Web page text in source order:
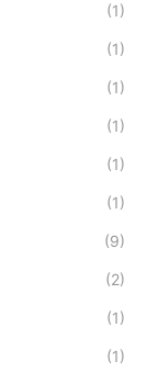
(1)
(1)
(1)
(1)
(1)
(1)
(9)
(2)
(1)
(1)